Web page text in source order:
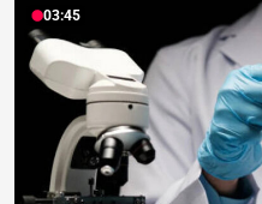
03:45